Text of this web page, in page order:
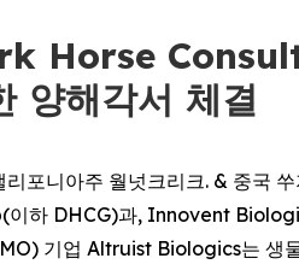
Horse
양해각서 체결
리포니아주 월넛크리크. & 중국
이하 DHCG)과, Innovent
기업 Altruist Biologics는 생